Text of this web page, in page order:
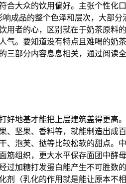
大众的饮用偏好。主张个性化
成品的整个色泽和层次，大部
者的心，区别就在于奶茶原料
。要知道没有特点且难喝的奶
部分内容息息相关，通过阅
地基才能把上层建筑盖得更高
坚果、香料等，就能制造出成
泡芙、挞等比较松软的甜点
组织，更大水平保存面团中酵
加糖打发蛋白能产生不可胜数
（乳化的作用就是能让原本不